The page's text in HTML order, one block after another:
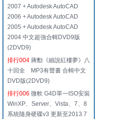
2007 + Autodesk AutoCAD
2006 + Autodesk AutoCAD
2005 + Autodesk AutoCAD
2004 中文超強合輯DVD9版
(2DVD9)
排行004 蔣勳《細說紅樓夢》八
十回全 MP3有聲書 合輯中文
DVD版(2DVD9)
排行006 微軟 G4D單一ISO安裝
WinXP、Server、Vista、7、8
系統隨身硬碟v3 更新至2013.7